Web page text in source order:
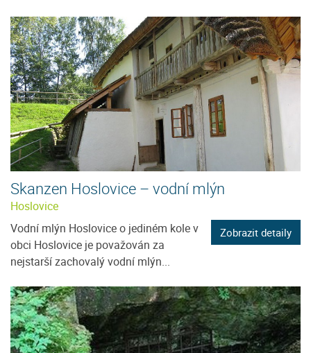
Skanzen Hoslovice – vodní mlýn
Hoslovice
Vodní mlýn Hoslovice o jediném kole v
obci Hoslovice je považován za
nejstarší zachovalý vodní mlýn...
Zobrazit detaily